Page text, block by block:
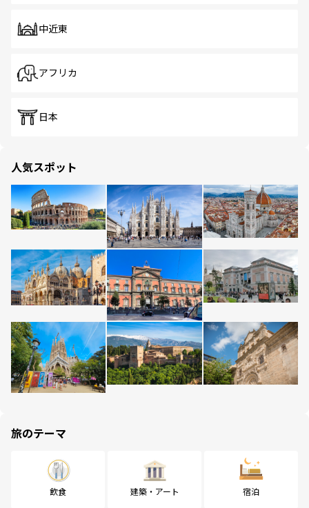
中近東
アフリカ
日本
人気スポット
旅のテーマ
飲食 建築・アート 宿泊